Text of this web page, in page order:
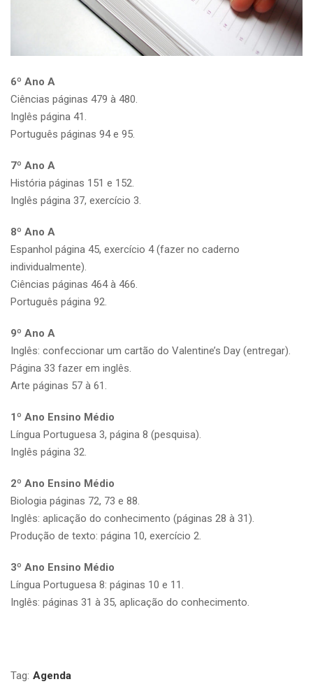
6º Ano A
Ciências páginas 479 à 480.
Inglês página 41.
Português páginas 94 e 95.
7º Ano A
História páginas 151 e 152.
Inglês página 37, exercício 3.
8º Ano A
Espanhol página 45, exercício 4 (fazer no caderno
individualmente).
Ciências páginas 464 à 466.
Português página 92.
9º Ano A
Inglês: confeccionar um cartão do Valentine’s Day (entregar).
Página 33 fazer em inglês.
Arte páginas 57 à 61.
1º Ano Ensino Médio
Língua Portuguesa 3, página 8 (pesquisa).
Inglês página 32.
2º Ano Ensino Médio
Biologia páginas 72, 73 e 88.
Inglês: aplicação do conhecimento (páginas 28 à 31).
Produção de texto: página 10, exercício 2.
3º Ano Ensino Médio
Língua Portuguesa 8: páginas 10 e 11.
Inglês: páginas 31 à 35, aplicação do conhecimento.
Tag: Agenda